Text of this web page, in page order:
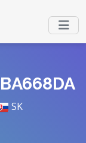
SK